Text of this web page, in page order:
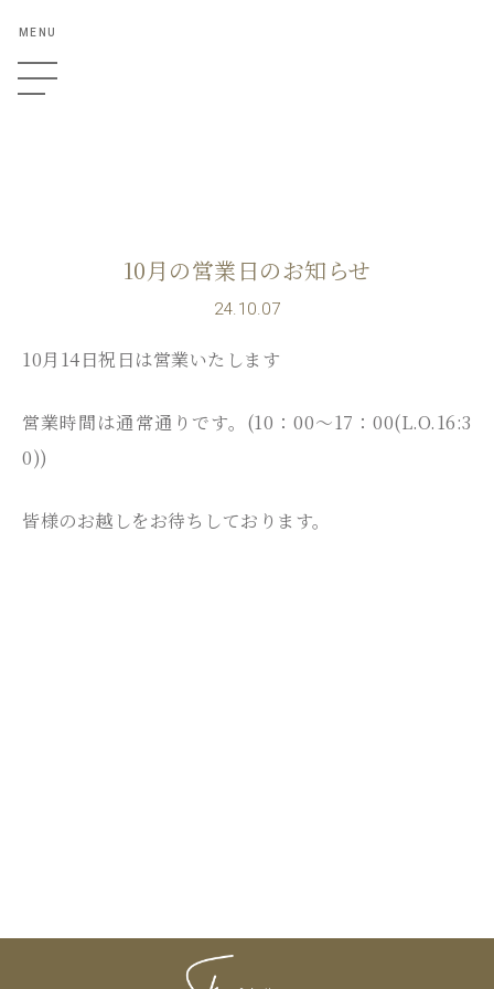
MENU
10月の営業日のお知らせ
24.10.07
10月14日祝日は営業いたします
営業時間は通常通りです。(10：00～17：00(L.O.16:3
0))
皆様のお越しをお待ちしております。